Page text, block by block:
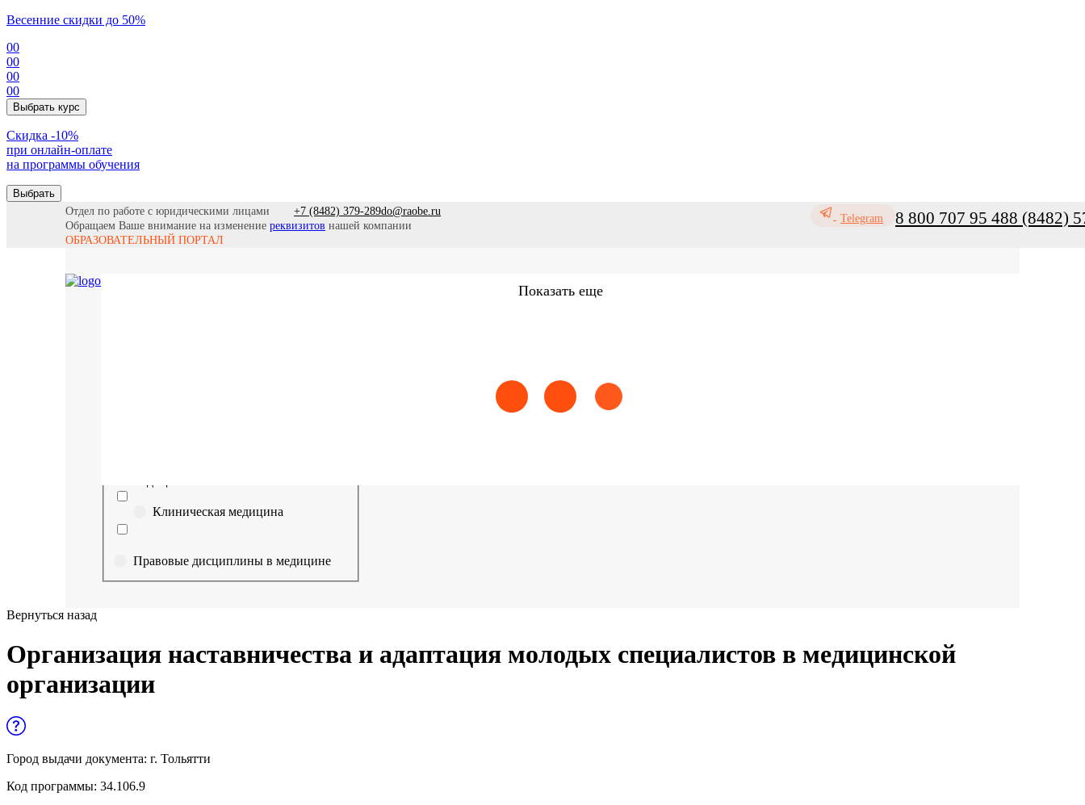
Весенние скидки до 50%
00
00
00
00
Выбрать курс
Cкидка -10%
при онлайн-оплате
на программы обучения
Выбрать
Отдел по работе с юридическими лицами
+7 (8482) 379-289do@raobe.ru
Обращаем Ваше внимание на изменениереквизитов нашей компании
ОБРАЗОВАТЕЛЬНЫЙ ПОРТАЛ
Telegram 8 800 707 95 488 (8482)
Показать еще
Эпидемиология
Клиническая медицина
Правовые дисциплины в медицине
медицине
Образование и педагогические науки
Вернуться назад
Организация наставничества и адаптация молодых специалистов в медицинской
организации
Город выдачи документа: г. Тольятти
Код программы: 34.106.9